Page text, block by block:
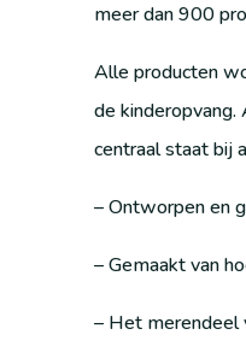
meer dan 900
Alle producten
de
centraal staat bij
– Ontworpen en
– Gemaakt van
– Het merendeel